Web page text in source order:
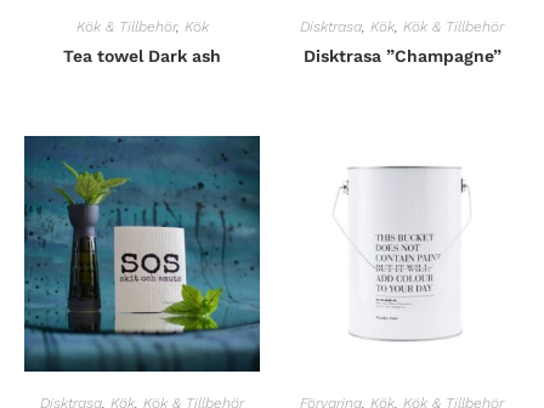
Kök & Tillbehör, Kök
Tea towel Dark ash
Disktrasa Kök Kök & Tillbehör
Disktrasa ”Champagne”
Disktrasa Kök Kök & Tillbehör Förvaring Kök Kök & Tillbehör